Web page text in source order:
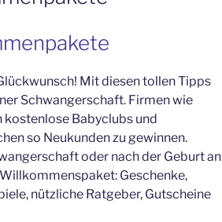
Mit diesen tollen Tipps
Schwangerschaft. Firmen wie
Babyclubs und
so Neukunden zu gewinnen.
oder nach der Geburt an
Geschenke,
nützliche Ratgeber, Gutscheine